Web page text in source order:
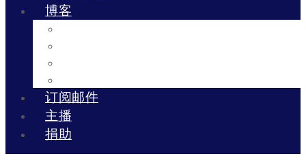
博客
订阅邮件
主播
捐助